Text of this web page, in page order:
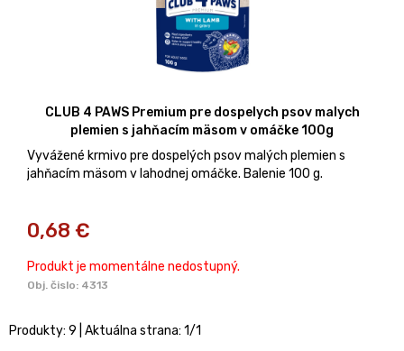
CLUB 4 PAWS Premium pre dospelych psov malych
plemien s jahňacím mäsom v omáčke 100g
Vyvážené krmivo pre dospelých psov malých plemien s
jahňacím mäsom v lahodnej omáčke. Balenie 100 g.
0,68 €
Produkt je momentálne nedostupný.
Obj. čislo: 4313
Produkty: 9 | Aktuálna strana: 1/1